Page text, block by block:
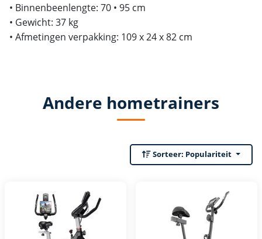
• Binnenbeenlengte: 70 • 95 cm
• Gewicht: 37 kg
• Afmetingen verpakking: 109 x 24 x 82 cm
Andere hometrainers
Sorteer: Populariteit